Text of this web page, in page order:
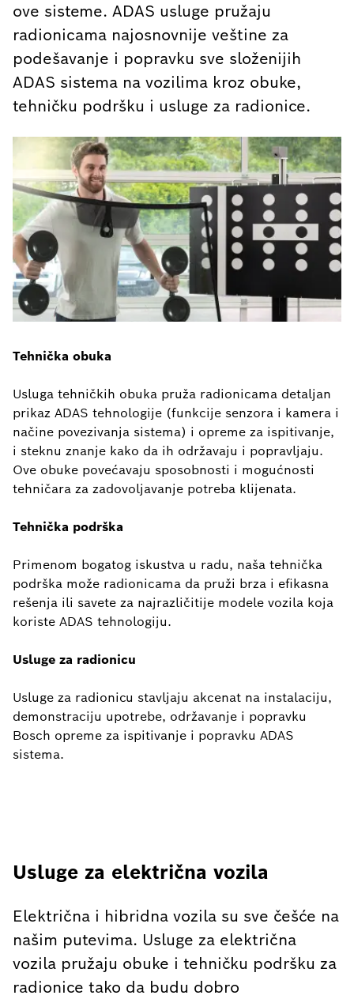
ove sisteme. ADAS usluge pružaju
radionicama najosnovnije veštine za
podešavanje i popravku sve složenijih
ADAS sistema na vozilima kroz obuke,
tehničku podršku i usluge za radionice.
Tehnička obuka
Usluga tehničkih obuka pruža radionicama detaljan
prikaz ADAS tehnologije (funkcije senzora i kamera i
načine povezivanja sistema) i opreme za ispitivanje,
i steknu znanje kako da ih održavaju i popravljaju.
Ove obuke povećavaju sposobnosti i mogućnosti
tehničara za zadovoljavanje potreba klijenata.
Tehnička podrška
Primenom bogatog iskustva u radu, naša tehnička
podrška može radionicama da pruži brza i efikasna
rešenja ili savete za najrazličitije modele vozila koja
koriste ADAS tehnologiju.
Usluge za radionicu
Usluge za radionicu stavljaju akcenat na instalaciju,
demonstraciju upotrebe, održavanje i popravku
Bosch opreme za ispitivanje i popravku ADAS
sistema.
Usluge za električna vozila
Električna i hibridna vozila su sve češće na
našim putevima. Usluge za električna
vozila pružaju obuke i tehničku podršku za
radionice tako da budu dobro